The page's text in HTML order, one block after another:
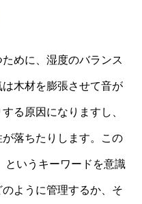
めに、湿度のバランス
木材を膨張させて音が
る原因になりますし、
落ちたりします。この
というキーワードを意識
ように管理するか、そ